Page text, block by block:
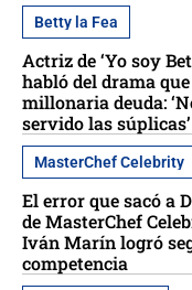
Betty la Fea
Actriz de ‘Yo soy
habló del drama
millonaria deuda:
servido las súplicas’
MasterChef Celebrity
El error que sacó a
de MasterChef
Iván Marín logró
competencia